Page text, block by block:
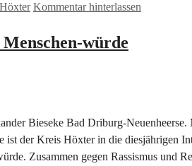
Kommentar hinterlassen
würde
Bieseke Bad Driburg-
der Kreis Höxter in die diesjährigen
Zusammen gegen Rassismus und